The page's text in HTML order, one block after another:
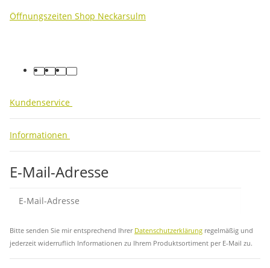
Öffnungszeiten Shop Neckarsulm
facebook
youtube
instagram
tiktok
Kundenservice
Informationen
E-Mail-Adresse
Bitte senden Sie mir entsprechend Ihrer Datenschutzerklärung regelmäßig und
jederzeit widerruflich Informationen zu Ihrem Produktsortiment per E-Mail zu.